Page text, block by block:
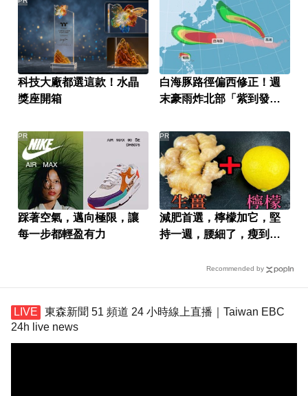
科技大廠都選這款！水晶
獎座開箱
白海豚路徑偏西修正！週
末豪雨炸北部「紫到發
踩著空氣，邁向極限，讓
每一步都輕盈有力
PR
減肥首選，檸檬加它，堅
持一週，腰細了，瘦到你
PR
Recommended by
東森新聞 51 頻道 24 小時線上直播｜Taiwan EBC
24h live news